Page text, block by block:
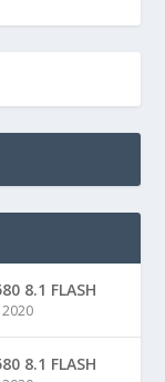
8.1 FLASH
8.1 FLASH